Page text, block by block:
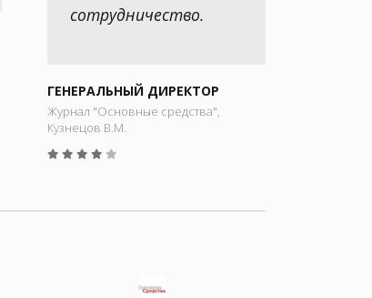
сотрудничество.
ГЕНЕРАЛЬНЫЙ ДИРЕКТОР
Журнал "Основные средства",
Кузнецов В.М.